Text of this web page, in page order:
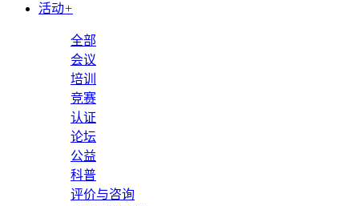
活动+
全部
会议
培训
竞赛
认证
论坛
公益
科普
评价与咨询